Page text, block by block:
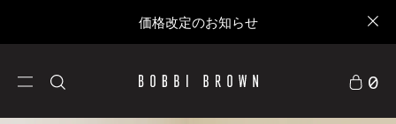
価格改定のお知らせ
0